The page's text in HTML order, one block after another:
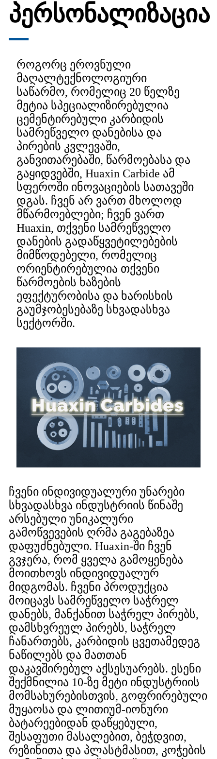
პერსონალიზაცია
როგორც ეროვნული
მაღალტექნოლოგიური
საწარმო, რომელიც 20 წელზე
მეტია სპეციალიზირებულია
ცემენტირებული კარბიდის
სამრეწველო დანებისა და
პირების კვლევაში,
განვითარებაში, წარმოებასა და
გაყიდვებში, Huaxin Carbide ამ
სფეროში ინოვაციების სათავეში
დგას. ჩვენ არ ვართ მხოლოდ
მწარმოებლები; ჩვენ ვართ
Huaxin, თქვენი სამრეწველო
დანების გადაწყვეტილებების
მიმწოდებელი, რომელიც
ორიენტირებულია თქვენი
წარმოების ხაზების
ეფექტურობისა და ხარისხის
გაუმჯობესებაზე სხვადასხვა
სექტორში.
ჩვენი ინდივიდუალური უნარები
სხვადასხვა ინდუსტრიის წინაშე
არსებული უნიკალური
გამოწვევების ღრმა გაგებაზეა
დაფუძნებული. Huaxin-ში ჩვენ
გვჯერა, რომ ყველა გამოყენება
მოითხოვს ინდივიდუალურ
მიდგომას. ჩვენი პროდუქცია
მოიცავს სამრეწველო საჭრელ
დანებს, მანქანით საჭრელ პირებს,
დამსხვრეულ პირებს, საჭრელ
ჩანართებს, კარბიდის ცვეთამედეგ
ნაწილებს და მათთან
დაკავშირებულ აქსესუარებს. ესენი
შექმნილია 10-ზე მეტი ინდუსტრიის
მომსახურებისთვის, გოფრირებული
მუყაოსა და ლითიუმ-იონური
ბატარეებიდან დაწყებული,
შესაფუთი მასალებით, ბეჭდვით,
რეზინითა და პლასტმასით, კოჭების